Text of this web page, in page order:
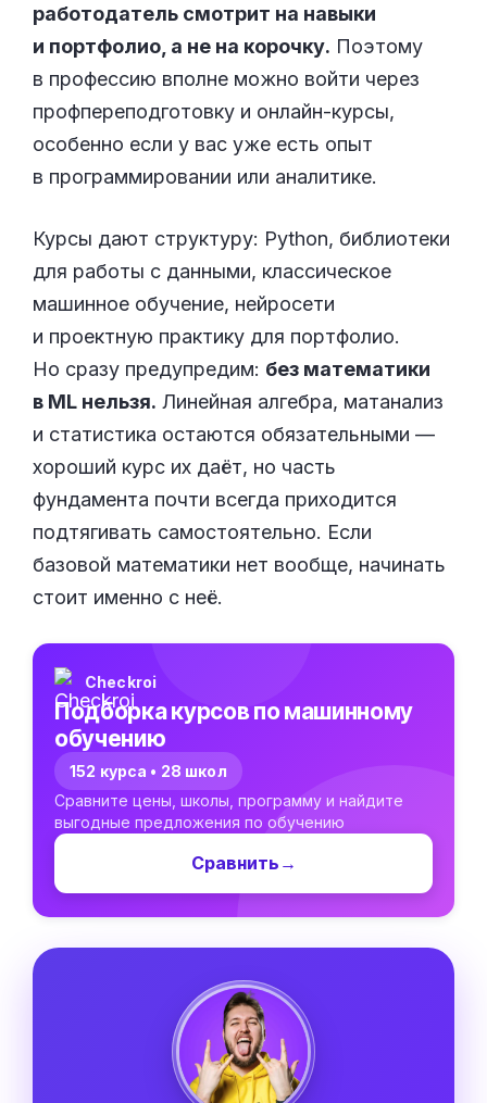
работодатель смотрит на навыки
и портфолио, а не на корочку. Поэтому
в профессию вполне можно войти через
профпереподготовку и онлайн-курсы,
особенно если у вас уже есть опыт
в программировании или аналитике.
Курсы дают структуру: Python, библиотеки
для работы с данными, классическое
машинное обучение, нейросети
и проектную практику для портфолио.
Но сразу предупредим: без математики
в ML нельзя. Линейная алгебра, матанализ
и статистика остаются обязательными —
хороший курс их даёт, но часть
фундамента почти всегда приходится
подтягивать самостоятельно. Если
базовой математики нет вообще, начинать
стоит именно с неё.
Checkroi
Подборка курсов по машинному
обучению
152 курса • 28 школ
Сравните цены, школы, программу и найдите
выгодные предложения по обучению
Сравнить →